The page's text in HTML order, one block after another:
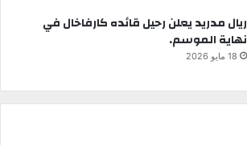
ريال مدريد يعلن رحيل قائده كارفاخال في
نهاية الموسم.
18 مايو 2026